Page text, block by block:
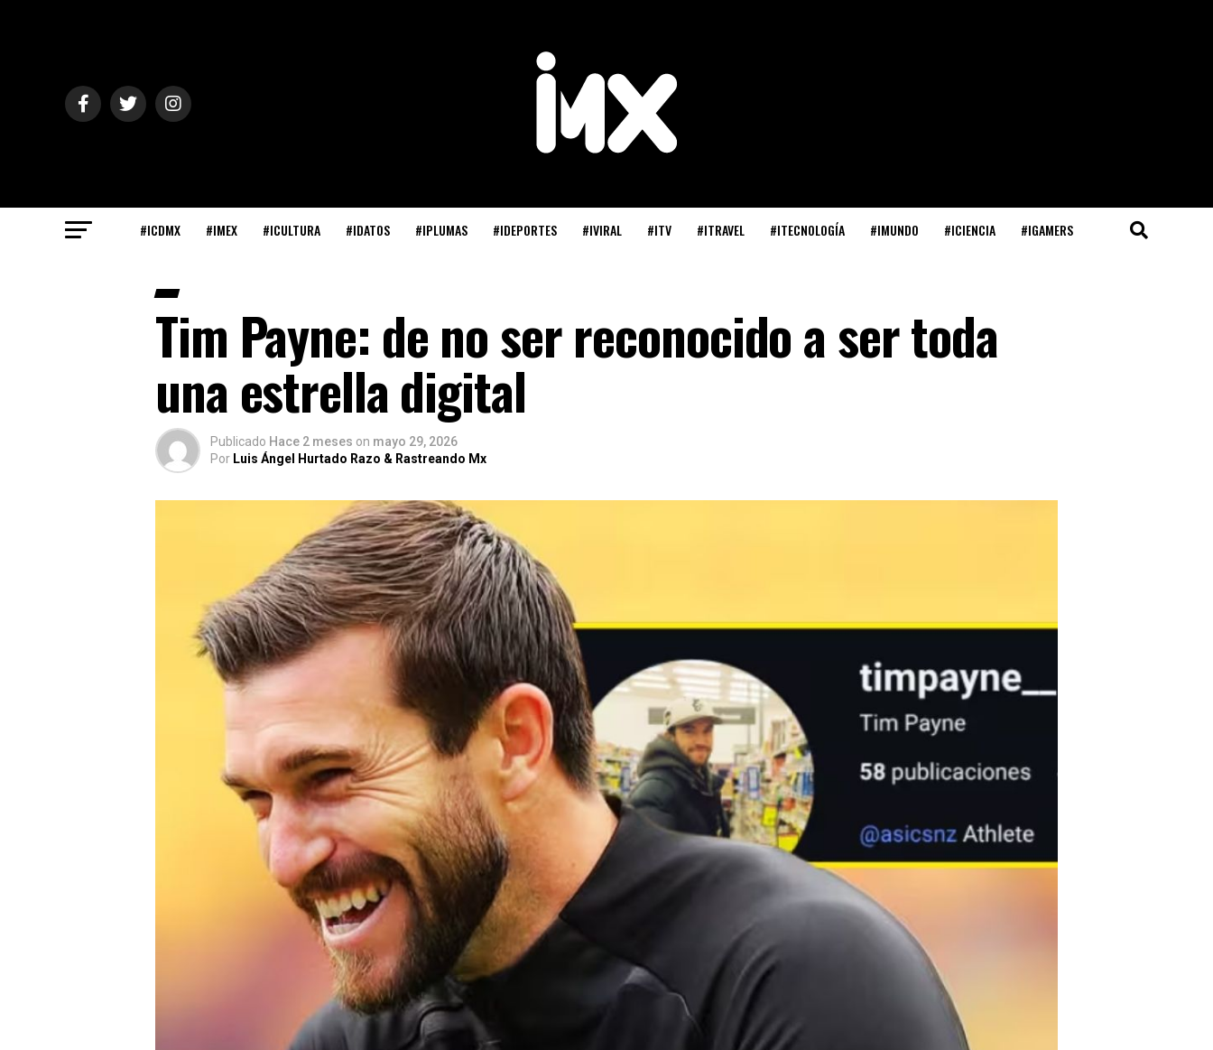
#ICDMX #IMEX #ICULTURA #IDATOS #IPLUMAS #IDEPORTES #IVIRAL #ITV #ITRAVEL #ITECNOLOGÍA #IMUNDO #ICIENCIA #IGAMERS
Tim Payne: de no ser reconocido a ser toda
una estrella digital
Publicado Hace 2 meses on mayo 29, 2026
Por Luis Ángel Hurtado Razo & Rastreando Mx